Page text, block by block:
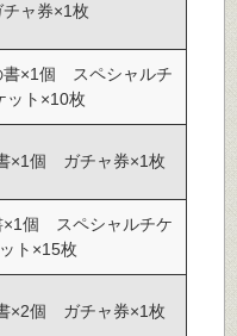
チャ券×1枚
書×1個 スペシャルチ
ット×10枚
×1個 ガチャ券×1枚
×1個 スペシャルチケ
ット×15枚
×2個 ガチャ券×1枚